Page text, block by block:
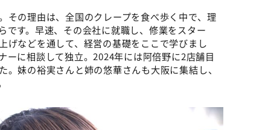
その理由は、全国のクレープを食べ歩く中で、理
です。早速、その会社に就職し、修業をスター
げなどを通して、経営の基礎をここで学びまし
ーに相談して独立。2024年には阿倍野に2店舗目
妹の裕実さんと姉の悠華さんも大阪に集結し、